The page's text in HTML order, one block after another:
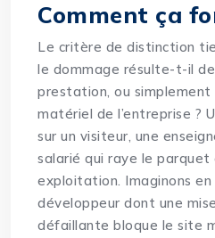
Comment ça
Le critère de distinction
le dommage résulte-t-il
prestation, ou
matériel de l’entreprise ?
sur un visiteur, une
salarié qui raye le parquet
exploitation. Imaginons en
développeur dont une
défaillante bloque le site